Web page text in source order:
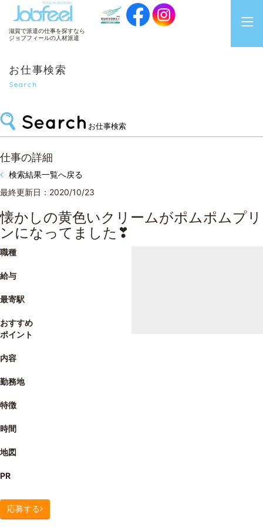
JobFeel
滋賀で派遣の仕事を探すなら
ジョブフィールの人材派遣
お仕事検索
Search
お仕事検索
仕事の詳細
検索結果一覧へ戻る
最終更新日：2020/10/23
懐かしの黄色いクリームがポムポムプリ
ンになってました❣
職種
給与
最寄駅
おすすめ
ポイント
内容
勤務地
特徴
時間
地図
PR
応募する